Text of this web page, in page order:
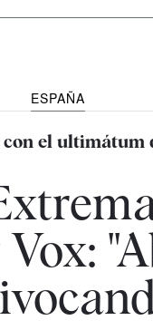
ESPAÑA
el ultimátum